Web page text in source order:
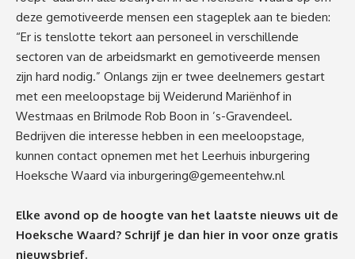
deze gemotiveerde mensen een stageplek aan te bieden:
“Er is tenslotte tekort aan personeel in verschillende
sectoren van de arbeidsmarkt en gemotiveerde mensen
zijn hard nodig.” Onlangs zijn er twee deelnemers gestart
met een meeloopstage bij Weiderund Mariënhof in
Westmaas en Brilmode Rob Boon in ’s-Gravendeel.
Bedrijven die interesse hebben in een meeloopstage,
kunnen contact opnemen met het Leerhuis inburgering
Hoeksche Waard via inburgering@gemeentehw.nl
Elke avond op de hoogte van het laatste nieuws uit de
Hoeksche Waard? Schrijf je dan hier in voor onze gratis
nieuwsbrief.